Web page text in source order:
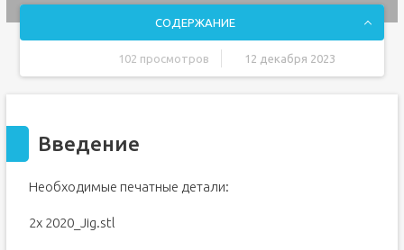
СОДЕРЖАНИЕ
102 просмотров 12 декабря 2023
Шаг 2 Левое X-образное крепление
Шаг 4 X 2020 Экструзия
Шаг 5 Экструзия X 2020
Введение
Необходимые печатные детали:
2x 2020_Jig.stl